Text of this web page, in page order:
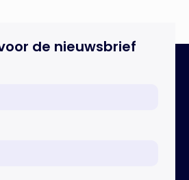
de nieuwsbrief